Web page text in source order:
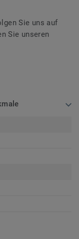
Sie uns auf
Sie unseren